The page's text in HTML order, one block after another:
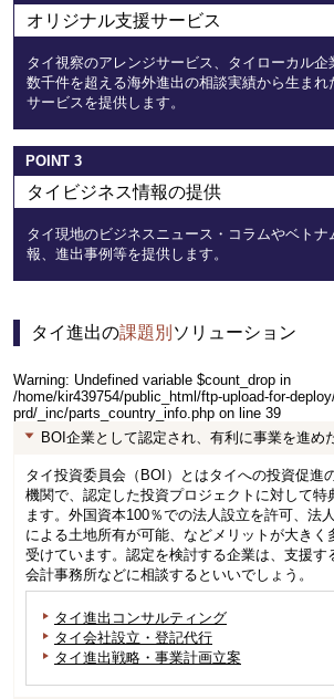
オリジナル支援サービス
タイ視察のアレンジサービス、タイローカル企
数千件を超える海外進出の相談実績から生まれ
サービスを提供します。
POINT 3
タイビジネス情報の提供
タイ現地のビジネスニュース・コラムやベトナ
報、進出事例等を提供します。
タイ進出の課題別 ソリューション
Warning: Undefined variable $count_drop in
/home/kir439754/public_html/ftp-upload-for-
prd/_inc/parts_country_info.php on line 39
BOI企業として認定され、有利に事業を進め
タイ投資委員会（BOI）とはタイへの投資促進
機関で、認定した投資プロジェクトに対して特
ます。外国資本100％での法人設立を許可、法
による土地所有が可能、などメリットが大きく
受けています。認定を検討する企業は、支援す
会計事務所などに相談するといいでしょう。
タイ進出コンサルティング
タイ会社設立・登記代行
タイ進出戦略・事業計画立案